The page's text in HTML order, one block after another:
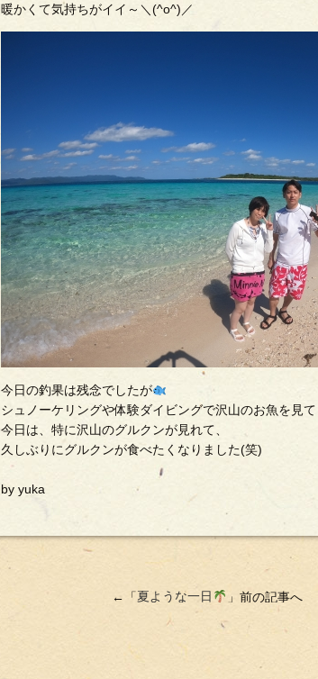
暖かくて気持ちがイイ～＼(^o^)／
今日の釣果は残念でしたが
シュノーケリングや体験ダイビングで沢山のお魚を見
今日は、特に沢山のグルクンが見れて、
久しぶりにグルクンが食べたくなりました(笑)
by yuka
←「夏ような一日 」前の記事